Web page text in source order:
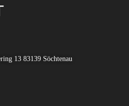
13 83139 Söchtenau